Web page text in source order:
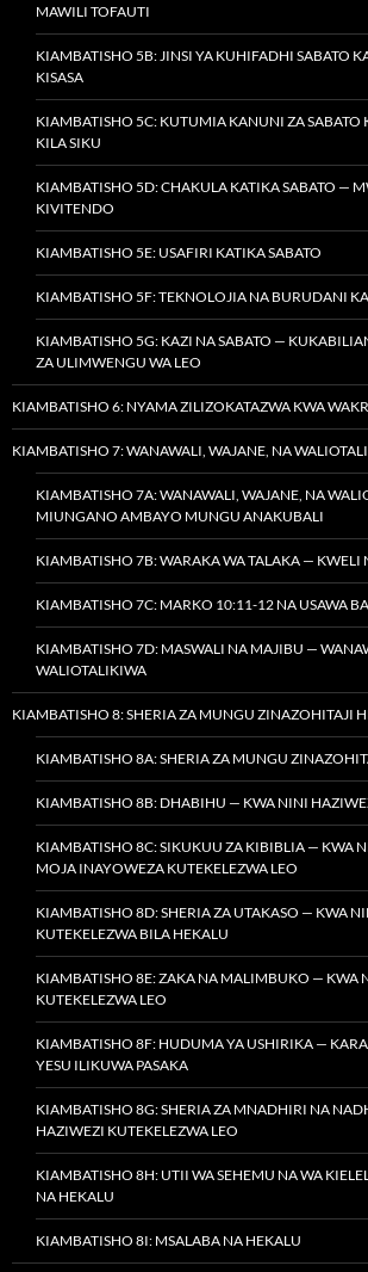
MAWILI TOFAUTI
KIAMBATISHO 5B: JINSI YA KUHIFADHI SABATO
KISASA
KIAMBATISHO 5C: KUTUMIA KANUNI ZA SABATO
KILA SIKU
KIAMBATISHO 5D: CHAKULA KATIKA SABATO —
KIVITENDO
KIAMBATISHO 5E: USAFIRI KATIKA SABATO
KIAMBATISHO 5F: TEKNOLOJIA NA BURUDANI
KIAMBATISHO 5G: KAZI NA SABATO —
ZA ULIMWENGU WA LEO
KIAMBATISHO 6: NYAMA ZILIZOKATAZWA KWA
KIAMBATISHO 7: WANAWALI, WAJANE, NA
KIAMBATISHO 7A: WANAWALI, WAJANE, NA
MIUNGANO AMBAYO MUNGU ANAKUBALI
KIAMBATISHO 7B: WARAKA WA TALAKA — KWELI
KIAMBATISHO 7C: MARKO 10:11-12 NA USAWA
KIAMBATISHO 7D: MASWALI NA MAJIBU —
WALIOTALIKIWA
KIAMBATISHO 8: SHERIA ZA MUNGU ZINAZOHITAJI
KIAMBATISHO 8A: SHERIA ZA MUNGU
KIAMBATISHO 8B: DHABIHU — KWA NINI
KIAMBATISHO 8C: SIKUKUU ZA KIBIBLIA — KWA
MOJA INAYOWEZA KUTEKELEZWA LEO
KIAMBATISHO 8D: SHERIA ZA UTAKASO — KWA
KUTEKELEZWA BILA HEKALU
KIAMBATISHO 8E: ZAKA NA MALIMBUKO — KWA
KUTEKELEZWA LEO
KIAMBATISHO 8F: HUDUMA YA USHIRIKA —
YESU ILIKUWA PASAKA
KIAMBATISHO 8G: SHERIA ZA MNADHIRI NA
HAZIWEZI KUTEKELEZWA LEO
KIAMBATISHO 8H: UTII WA SEHEMU NA WA
NA HEKALU
KIAMBATISHO 8I: MSALABA NA HEKALU